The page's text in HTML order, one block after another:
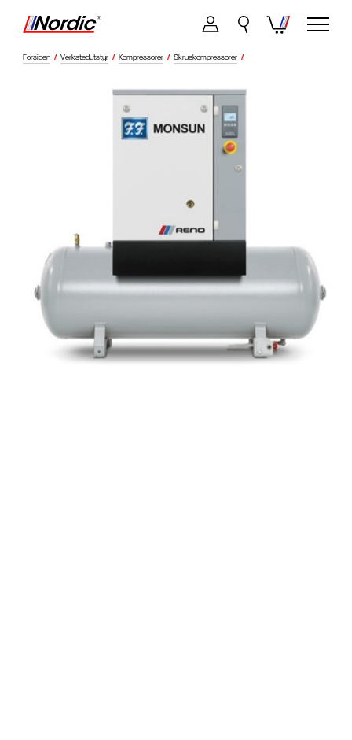
Forsiden / Verkstedutstyr / Kompressorer / Skruekompressorer /